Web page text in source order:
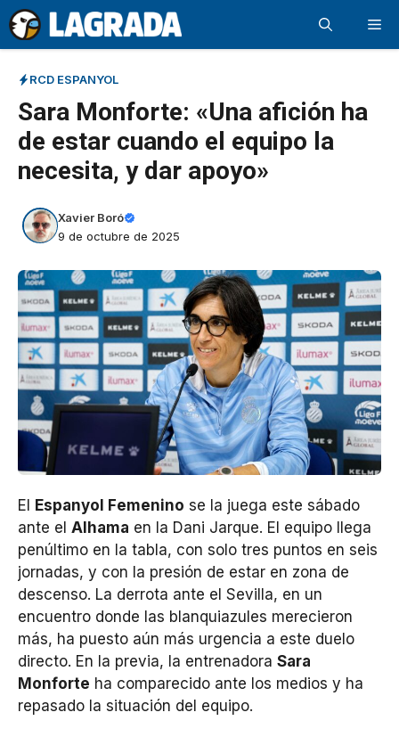
Saltar
al
contenido
RCD ESPANYOL
Sara Monforte: «Una afición ha
de estar cuando el equipo la
necesita, y dar apoyo»
Xavier Boró
9 de octubre de 2025
El Espanyol Femenino se la juega este sábado
ante el Alhama en la Dani Jarque. El equipo llega
penúltimo en la tabla, con solo tres puntos en seis
jornadas, y con la presión de estar en zona de
descenso. La derrota ante el Sevilla, en un
encuentro donde las blanquiazules merecieron
más, ha puesto aún más urgencia a este duelo
directo. En la previa, la entrenadora Sara
Monforte ha comparecido ante los medios y ha
repasado la situación del equipo.